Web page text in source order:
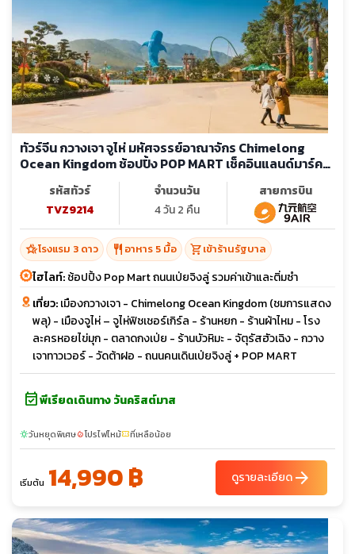
ทัวร์จีน กวางเจา จูไห่ มหัศจรรย์อาณาจักร Chimelong
Ocean Kingdom ช้อปปิ้ง POP MART เช็คอินแลนด์มาร์ค
รหัสทัวร์
TVZ9214
จำนวนวัน
4 วัน 2 คืน
สายการบิน
hotel_classโรงแรม 3 ดาว restaurant อาหาร 5 มื้อ shopping_cartเข้าร้านรัฐบาล
ไฮไลท์:ช้อปปิ้ง Pop Mart ถนนเป่ยจิงลู่ รวมค่าเข้าและติ่มซำ
เที่ยว:เมืองกวางเจา - Chimelong Ocean Kingdom (ชมการแสดง
พลุ) - เมืองจูไห่ – จูไห่ฟิชเชอร์เกิร์ล - ร้านหยก - ร้านผ้าไหม - โรง
ละครหอยไข่มุก - ตลาดกงเป่ย - ร้านบัวหิมะ - จัตุรัสฮัวเฉิง - กวาง
เจาทาวเวอร์ - วัดต้าฝอ - ถนนคนเดินเป่ยจิงลู่ + POP MART
event_availableพีเรียดเดินทาง วันคริสต์มาส
sunnyวันหยุดพิเศษlocal_fire_departmentโปรไฟไหม้confirmation_numberที่เหลือน้อย
เริ่มต้น 14,990 ฿ ดูรายละเอียดarrow_forward